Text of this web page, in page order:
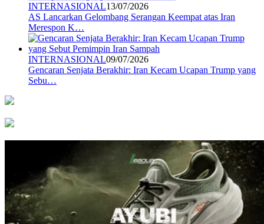
INTERNASIONAL13/07/2026
AS Lancarkan Gelombang Serangan Keempat atas Iran
Merespon K…
INTERNASIONAL09/07/2026
Gencaran Senjata Berakhir: Iran Kecam Ucapan Trump yang
Sebu…